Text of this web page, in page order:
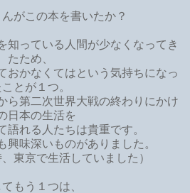
がこの本を書いたか？
知っている人間が少なくなってき
たため、
おかなくてはという気持ちになっ
とが１つ。
ら第二次世界大戦の終わりにかけ
日本の生活を
語れる人たちは貴重です。
興味深いものがありました。
東京で生活していました）
もう１つは、